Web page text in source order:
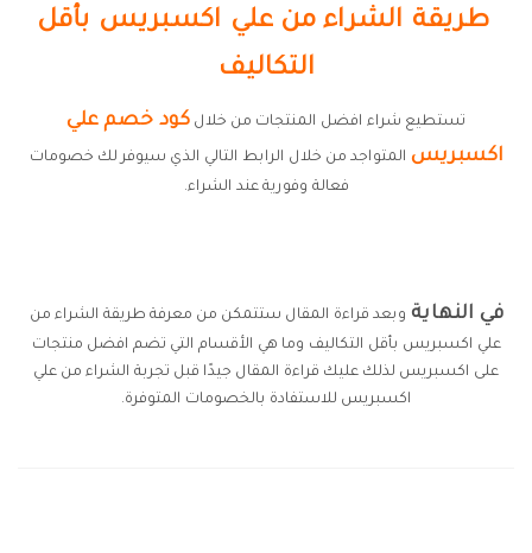
طريقة الشراء من علي اكسبريس بأقل
التكاليف
تستطيع شراء افضل المنتجات من خلال كود خصم علي
اكسبريس المتواجد من خلال الرابط التالي الذي سيوفر لك خصومات
فعالة وفورية عند الشراء.
في النهاية وبعد قراءة المقال ستتمكن من معرفة طريقة الشراء من
علي اكسبريس بأقل التكاليف وما هي الأقسام التي تضم افضل منتجات
على اكسبريس لذلك عليك قراءة المقال جيدًا قبل تجربة الشراء من علي
اكسبريس للاستفادة بالخصومات المتوفرة.